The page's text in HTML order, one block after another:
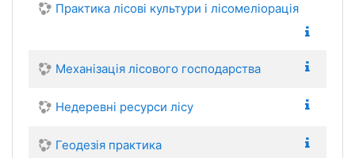
Практика лісові культури і лісомеліорація
Механізація лісового господарства
Недеревні ресурси лісу
Геодезія практика